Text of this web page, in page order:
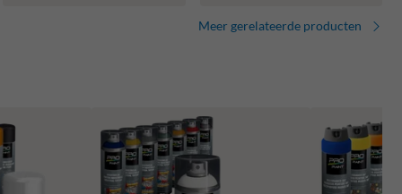
Meer gerelateerde producten